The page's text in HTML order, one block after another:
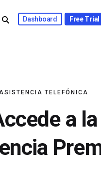
Dashboard Free Trial
TELEFÓNICA
a la